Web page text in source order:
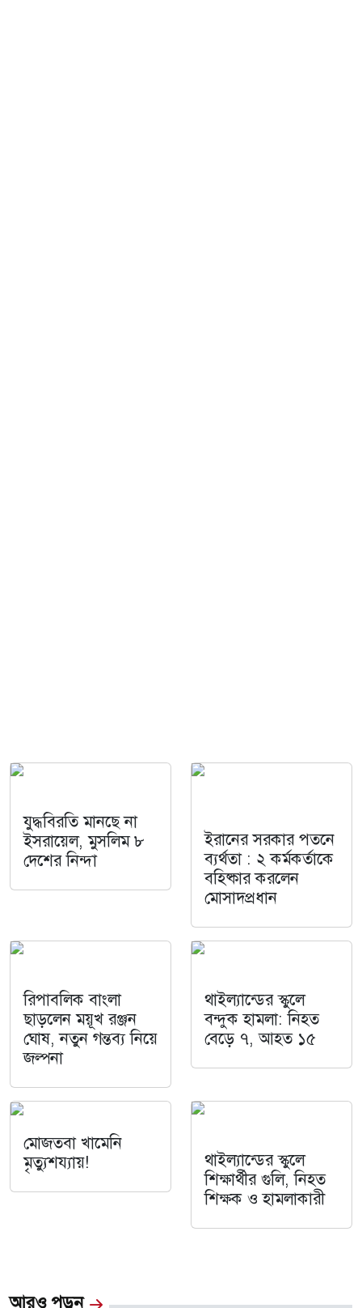
যুদ্ধবিরতি মানছে না
ইসরায়েল, মুসলিম ৮
দেশের নিন্দা
ইরানের সরকার পতনে
ব্যর্থতা : ২ কর্মকর্তাকে
বহিষ্কার করলেন
মোসাদপ্রধান
রিপাবলিক বাংলা
ছাড়লেন ময়ূখ রঞ্জন
ঘোষ, নতুন গন্তব্য নিয়ে
জল্পনা
থাইল্যান্ডের স্কুলে
বন্দুক হামলা: নিহত
বেড়ে ৭, আহত ১৫
মোজতবা খামেনি
মৃত্যুশয্যায়!
থাইল্যান্ডের স্কুলে
শিক্ষার্থীর গুলি, নিহত
শিক্ষক ও হামলাকারী
আরও পড়ুন